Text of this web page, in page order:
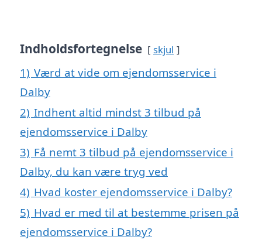
Indholdsfortegnelse skjul
1) Værd at vide om ejendomsservice i
Dalby
2) Indhent altid mindst 3 tilbud på
ejendomsservice i Dalby
3) Få nemt 3 tilbud på ejendomsservice i
Dalby, du kan være tryg ved
4) Hvad koster ejendomsservice i Dalby?
5) Hvad er med til at bestemme prisen på
ejendomsservice i Dalby?